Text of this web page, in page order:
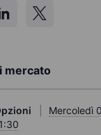
mercato
Mercoledì